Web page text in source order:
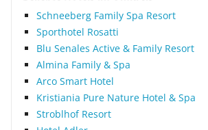
Schneeberg Family Spa Resort
Sporthotel Rosatti
Blu Senales Active & Family Resort
Almina Family & Spa
Arco Smart Hotel
Kristiania Pure Nature Hotel & Spa
Stroblhof Resort